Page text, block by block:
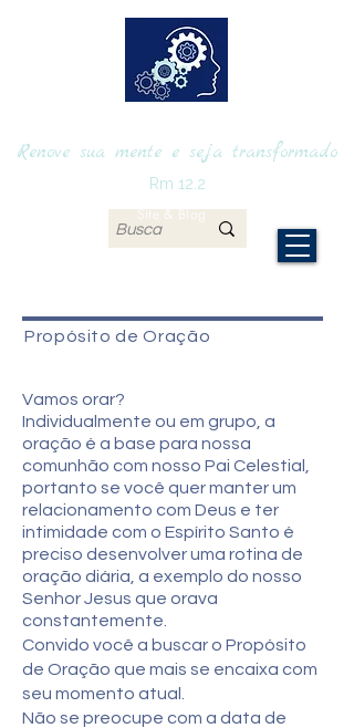
Renove sua mente e seja transformado
Site & Blog
Rm 12.2
Propósito de Oração
Vamos orar?
Individualmente ou em grupo, a
oração é a base para nossa
comunhão com nosso Pai Celestial,
portanto se você quer manter um
relacionamento com Deus e ter
intimidade com o Espírito Santo é
preciso desenvolver uma rotina de
oração diária, a exemplo do nosso
Senhor Jesus que orava
constantemente.
Convido você a buscar o Propósito
de Oração que mais se encaixa com
seu momento atual.
Não se preocupe com a data de